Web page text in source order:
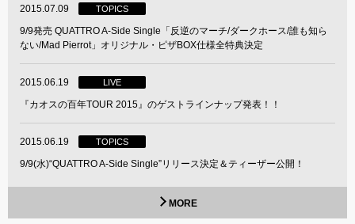
2015.07.09 TOPICS
9/9発売 QUATTRO A-Side Single「反逆のマーチ/ダークホース/誰も知ら
ない/Mad Pierrot」オリジナル・ピザBOX仕様全特典決定
2015.06.19 LIVE
『カオスの百年TOUR 2015』のゲストラインナップ発表！！
2015.06.19 TOPICS
9/9(水)“QUATTRO A-Side Single”リリース決定＆ティーザー公開！
MORE